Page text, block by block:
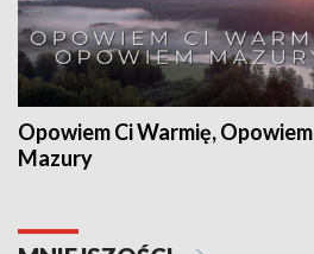
Opowiem Ci Warmię, Opowiem
Mazury